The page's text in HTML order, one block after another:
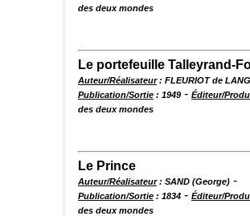
des deux mondes
Le portefeuille Talleyrand-
Auteur/Réalisateur: FLEURIOT de
Publication/Sortie : 1949 - Éditeur/
des deux mondes
Le Prince
Auteur/Réalisateur: SAND (George) -
Publication/Sortie : 1834 - Éditeur/
des deux mondes